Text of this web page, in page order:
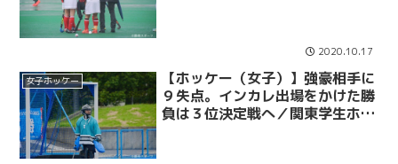
2020.10.17
女子ホッケー
【ホッケー（女子）】強豪相手に
９失点。インカレ出場をかけた勝
負は３位決定戦へ／関東学生ホッ